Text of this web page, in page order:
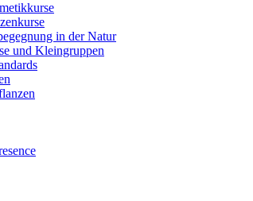
in der Natur
und Kleingruppen